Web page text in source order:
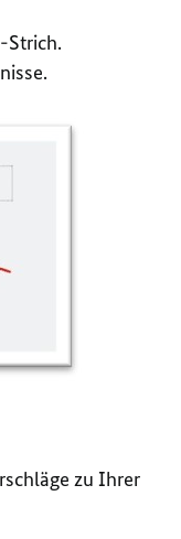
Strich.
zu Ihrer